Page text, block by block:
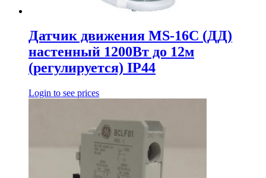
Датчик движения MS-16C (ДД)
настенный 1200Вт до 12м
(регулируется) IP44
Login to see prices